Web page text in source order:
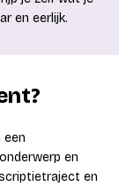
en eerlijk.
een
en
en